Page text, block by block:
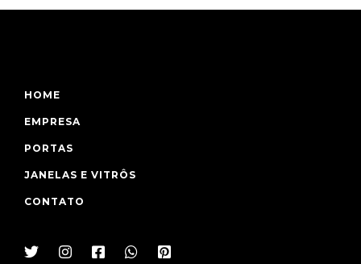
HOME
EMPRESA
PORTAS
JANELAS E VITRÔS
CONTATO